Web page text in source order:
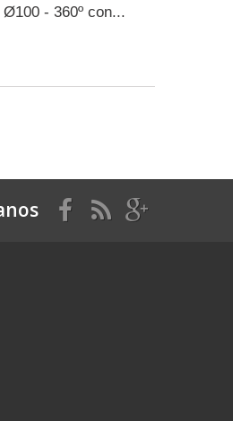
- 360º con...